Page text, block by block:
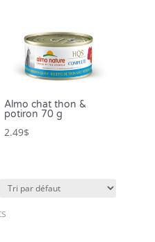
Almo chat thon &
potiron 70 g
2.49$